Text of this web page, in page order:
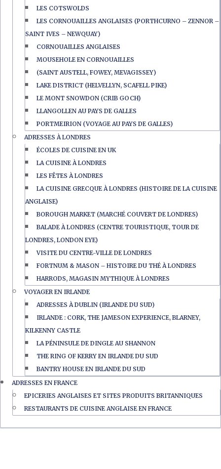
LES COTSWOLDS
LES CORNOUAILLES ANGLAISES (PORTHCURNO – ZENNOR –
SAINT IVES – NEWQUAY)
CORNOUAILLES ANGLAISES
MOUSEHOLE EN CORNOUAILLES
(SAINT AUSTELL, FOWEY, MEVAGISSEY)
LAKE DISTRICT (HELVELLYN, SCAFELL PIKE)
LE MONT SNOWDON (CRIB GOCH)
LLANGOLLEN AU PAYS DE GALLES
PORTMEIRION (VOYAGE AU PAYS DE GALLES)
ADRESSES À LONDRES
ÉCOLES DE CUISINE EN UK
LA CUISINE À LONDRES
LES FÊTES À LONDRES
LA CUISINE GRECQUE À LONDRES (HISTOIRE DE LA CUISINE
ANGLAISE)
BOROUGH MARKET (MARCHÉ COUVERT DE LONDRES)
BALADE À LONDRES (CENTRE TOURISTIQUE, TOUR DE
LONDRES, LONDON EYE)
VISITE DU CENTRE-VILLE DE LONDRES
FORTNUM & MASON – HISTOIRE DU THÉ À LONDRES
HARRODS, MAGASIN MYTHIQUE À LONDRES
VOYAGER EN IRLANDE
ADRESSES À DUBLIN (IRLANDE DU SUD)
IRLANDE : CORK, THE JAMESON EXPERIENCE, BLARNEY,
KILKENNY CASTLE
LA PÉNINSULE DE DINGLE AU SHANNON
THE RING OF KERRY EN IRLANDE DU SUD
BANTRY HOUSE EN IRLANDE DU SUD
ADRESSES EN FRANCE
EPICERIES ANGLAISES ET SITES PRODUITS BRITANNIQUES
RESTAURANTS DE CUISINE ANGLAISE EN FRANCE